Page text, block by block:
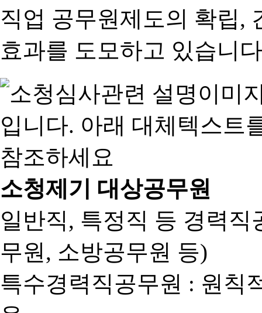
직업 공무원제도의 확립,
효과를 도모하고 있습니
소청제기 대상공무원
일반직, 특정직 등 경력
무원, 소방공무원 등)
특수경력직공무원 : 원칙